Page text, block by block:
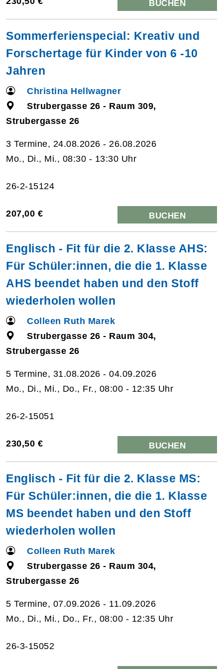
BUCHEN
Sommerferienspecial: Kreativ und
Forschertage für Kinder von 6 -10
Jahren
Christina Hellwagner
Strubergasse 26 - Raum 309,
Strubergasse 26
3 Termine, 24.08.2026 - 26.08.2026
Mo., Di., Mi., 08:30 - 13:30 Uhr
26-2-15124
207,00 € BUCHEN
Englisch - Fit für die 2. Klasse AHS:
Für Schüler:innen, die die 1. Klasse
AHS beendet haben und den Stoff
wiederholen wollen
Colleen Ruth Marek
Strubergasse 26 - Raum 304,
Strubergasse 26
5 Termine, 31.08.2026 - 04.09.2026
Mo., Di., Mi., Do., Fr., 08:00 - 12:35 Uhr
26-2-15051
230,50 € BUCHEN
Englisch - Fit für die 2. Klasse MS:
Für Schüler:innen, die die 1. Klasse
MS beendet haben und den Stoff
wiederholen wollen
Colleen Ruth Marek
Strubergasse 26 - Raum 304,
Strubergasse 26
5 Termine, 07.09.2026 - 11.09.2026
Mo., Di., Mi., Do., Fr., 08:00 - 12:35 Uhr
26-3-15052